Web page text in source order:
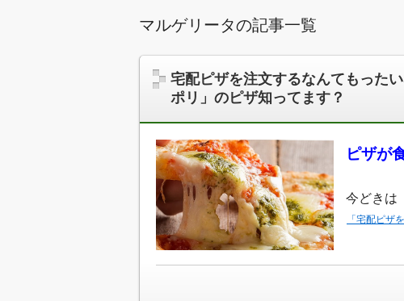
マルゲリータの記事一覧
宅配ピザを注文するなんてもった
ポリ」のピザ知ってます？
ピザが
今どきは
「宅配ピザ